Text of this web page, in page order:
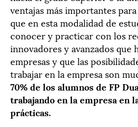
ventajas más importantes
que en esta modalidad de
conocer y practicar con los
innovadores y avanzados que
empresas y que las
trabajar en la empresa son
70% de los alumnos de FP
trabajando en la empresa en
prácticas.